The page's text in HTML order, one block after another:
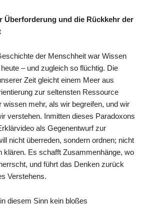
Überforderung und die Rückkehr der
der Menschheit war Wissen
– und zugleich so flüchtig. Die
Zeit gleicht einem Meer aus
zur seltensten Ressource
wissen mehr, als wir begreifen, und wir
verstehen. Inmitten dieses Paradoxons
als Gegenentwurf zur
nicht überreden, sondern ordnen; nicht
klären. Es schafft Zusammenhänge, wo
und führt das Denken zurück
Verstehens.
diesem Sinn kein bloßes